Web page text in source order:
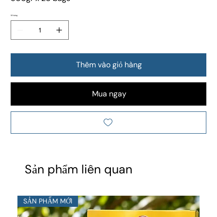
Số lượng
Thêm vào giỏ hàng
Mua ngay
Sản phẩm liên quan
SẢN PHẨM MỚI